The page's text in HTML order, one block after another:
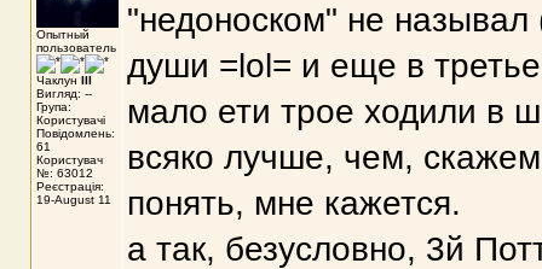
Опытный
пользователь
Чаклун III
Вигляд: --
Група:
Користувачі
Повідомлень:
61
Користувач
№: 63012
Реєстрація:
19-August 11
"недоноском" не называл
души =lol= и еще в
мало ети трое ходили в
всяко лучше, чем,
понять, мне кажется.
а так, безусловно, 3й